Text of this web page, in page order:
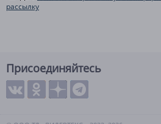
рассылку
Присоединяйтесь